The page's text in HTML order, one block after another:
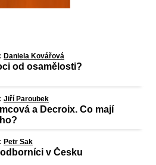
Daniela Kovářová
od osamělosti?
Jiří Paroubek
a Decroix. Co mají
Petr Sak
v Česku